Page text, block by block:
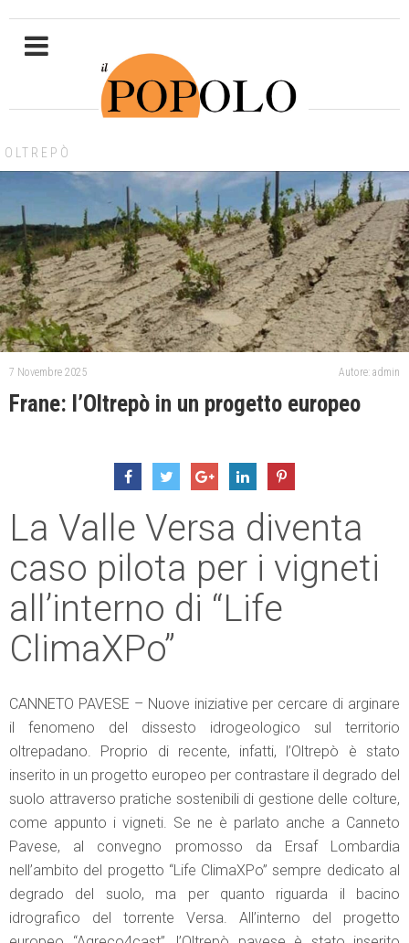
OLTREPÒ
7 Novembre 2025 Autore: admin
Frane: l’Oltrepò in un progetto europeo
La Valle Versa diventa
caso pilota per i vigneti
all’interno di “Life
ClimaXPo”
CANNETO PAVESE – Nuove iniziative per cercare di arginare
il fenomeno del dissesto idrogeologico sul territorio
oltrepadano. Proprio di recente, infatti, l’Oltrepò è stato
inserito in un progetto europeo per contrastare il degrado del
suolo attraverso pratiche sostenibili di gestione delle colture,
come appunto i vigneti. Se ne è parlato anche a Canneto
Pavese, al convegno promosso da Ersaf Lombardia
nell’ambito del progetto “Life ClimaXPo” sempre dedicato al
degrado del suolo, ma per quanto riguarda il bacino
idrografico del torrente Versa. All’interno del progetto